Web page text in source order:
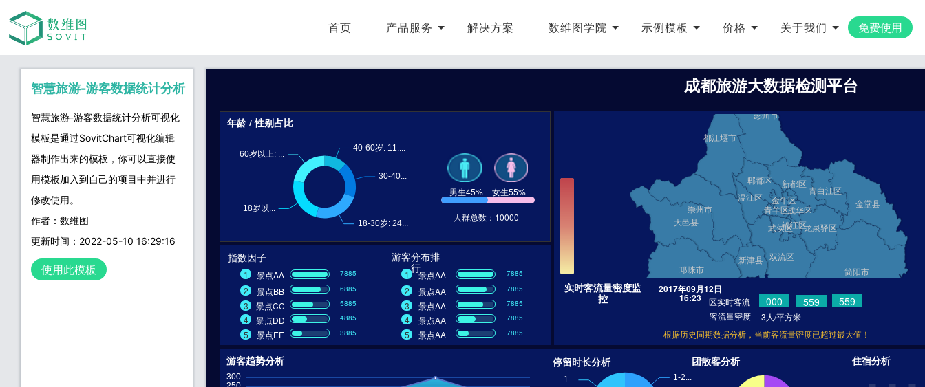
首页 产品服务 解决方案 数维图学院 示例模板 价格 关于我们 免费使用
智慧旅游-游客数据统计分析
智慧旅游-游客数据统计分析可视化
模板是通过SovitChart可视化编辑
器制作出来的模板，你可以直接使
用模板加入到自己的项目中并进行
修改使用。
作者：数维图
更新时间：2022-05-10 16:29:16
使用此模板